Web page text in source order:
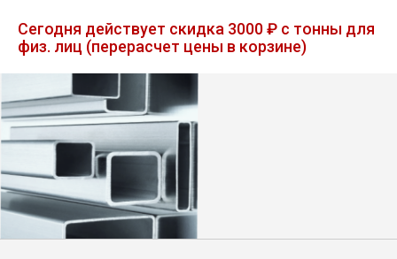
Лист
Уголок
Швеллер
Квадрат
Сегодня действует скидка 3000 ₽ с тонны для
физ. лиц (перерасчет цены в корзине)